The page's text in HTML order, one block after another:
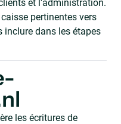
et l'administration.
pertinentes vers
inclure dans les étapes
les écritures de